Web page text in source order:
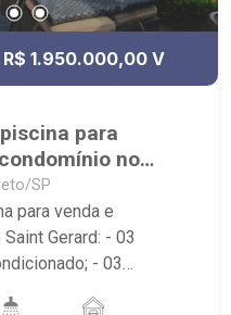
R$ 1.950.000,00 V
para
no
SP
para venda e
Gerard: - 03
- 03